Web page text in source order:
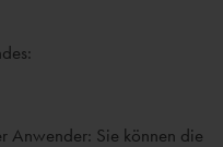
Anwender: Sie können die